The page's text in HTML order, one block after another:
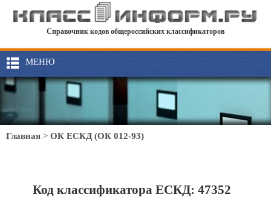
Справочник кодов общероссийских классификаторов
МЕНЮ
Главная > ОК ЕСКД (ОК 012-93)
Код классификатора ЕСКД: 47352